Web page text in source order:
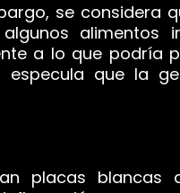
se considera
alimentos
a lo que podría
que la
placas blancas